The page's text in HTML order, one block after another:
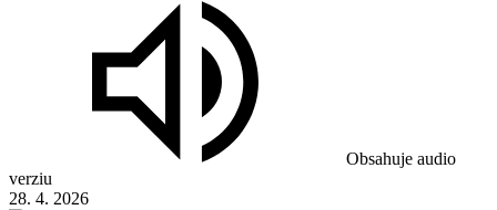
Obsahuje audio
verziu
28. 4. 2026